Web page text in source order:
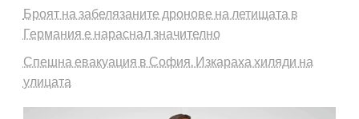
Броят на забелязаните дронове на летищата в
Германия е нараснал значително
Спешна евакуация в София. Изкараха хиляди на
улицата